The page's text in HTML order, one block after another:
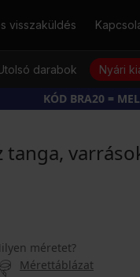
visszaküldés
darabok Nyári
KÓD BRA20 =
tanga,
méretet?
Mérettáblázat